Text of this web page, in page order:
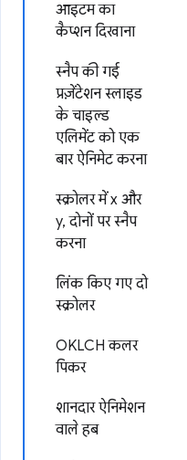
आइटम का
कैप्शन दिखाना
स्नैप की गई
प्रज़ेंटेशन स्लाइड
के चाइल्ड
एलिमेंट को एक
बार ऐनिमेट करना
स्क्रोलर में x और
y, दोनों पर स्नैप
करना
लिंक किए गए दो
स्क्रोलर
OKLCH कलर
पिकर
शानदार ऐनिमेशन
वाले हब